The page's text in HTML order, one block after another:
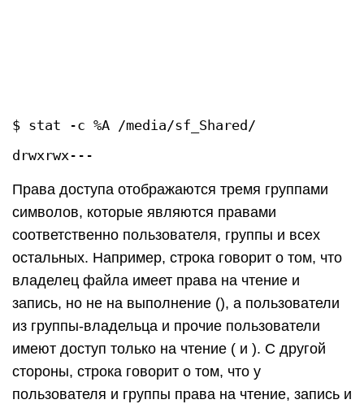
$ stat -c %A /media/sf_Shared/
Права доступа отображаются тремя группами
символов, которые являются правами
соответственно пользователя, группы и всех
остальных. Например, строка говорит о том, что
владелец файла имеет права на чтение и
запись, но не на выполнение (), а пользователи
из группы-владельца и прочие пользователи
имеют доступ только на чтение ( и ). С другой
стороны, строка говорит о том, что у
пользователя и группы права на чтение, запись и